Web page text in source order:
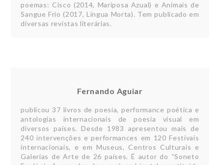
poemas: Cisco (2014, Mariposa Azual) e Animais de
Sangue Frio (2017, Língua Morta). Tem publicado em
diversas revistas literárias.
Fernando Aguiar
publicou 37 livros de poesia, performance poética e
antologias internacionais de poesia visual em
diversos países. Desde 1983 apresentou mais de
240 intervenções e performances em 120 Festivais
internacionais, e em Museus, Centros Culturais e
Galerias de Arte de 26 países. É autor do “Soneto